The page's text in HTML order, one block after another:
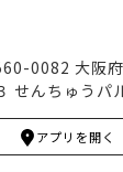
0082 大阪
せんちゅうパ
|© MapTiler ©
アプリを開く